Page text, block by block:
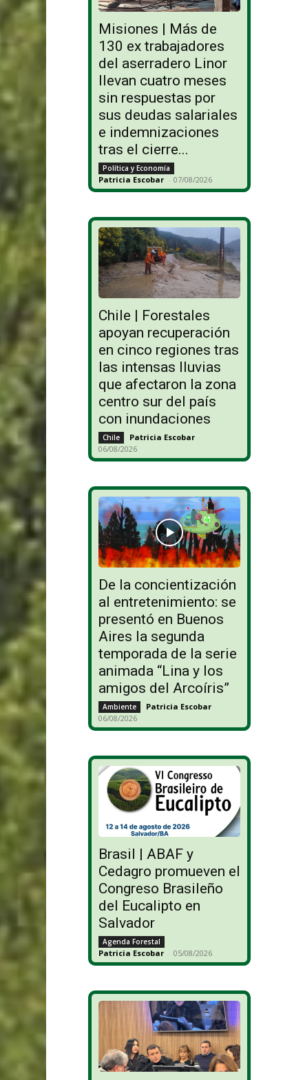
Misiones | Más de
130 ex trabajadores
del aserradero Linor
llevan cuatro meses
sin respuestas por
sus deudas salariales
e indemnizaciones
tras el cierre...
Política y Economía
Patricia Escobar - 07/08/2026
Chile | Forestales
apoyan recuperación
en cinco regiones tras
las intensas lluvias
que afectaron la zona
centro sur del país
con inundaciones
Chile Patricia Escobar -
06/08/2026
De la concientización
al entretenimiento: se
presentó en Buenos
Aires la segunda
temporada de la serie
animada “Lina y los
amigos del Arcoíris”
Ambiente Patricia Escobar -
06/08/2026
Brasil | ABAF y
Cedagro promueven el
Congreso Brasileño
del Eucalipto en
Salvador
Agenda Forestal
Patricia Escobar - 05/08/2026